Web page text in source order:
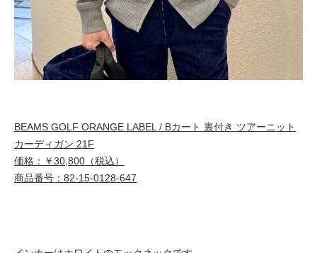
BEAMS GOLF ORANGE LABEL / Bカート 裏付き ツアーニット
カーディガン 21F
価格：￥30,800（税込）
商品番号：82-15-0128-647